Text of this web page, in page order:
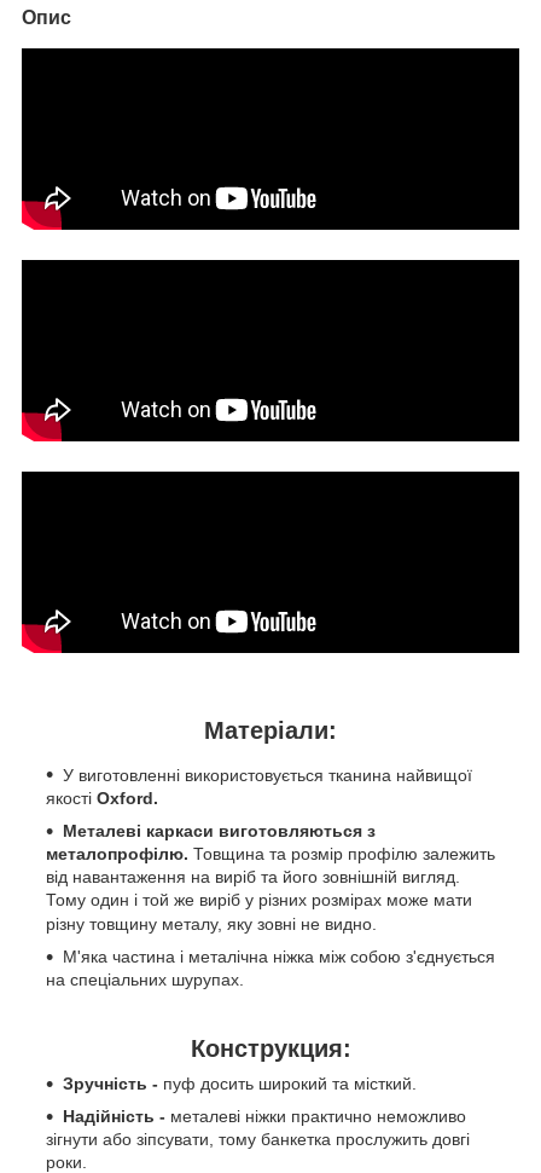
Опис
Матеріали:
У виготовленні використовується тканина найвищої
якості Oxford.
Металеві каркаси виготовляються з
металопрофілю. Товщина та розмір профілю залежить
від навантаження на виріб та його зовнішній вигляд.
Тому один і той же виріб у різних розмірах може мати
різну товщину металу, яку зовні не видно.
М'яка частина і металічна ніжка між собою з'єднується
на спеціальних шурупах.
Конструкция:
Зручність - пуф досить широкий та місткий.
Надійність - металеві ніжки практично неможливо
зігнути або зіпсувати, тому банкетка прослужить довгі
роки.